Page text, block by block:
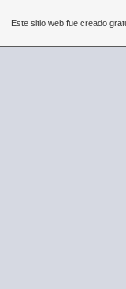
Este sitio web fue creado